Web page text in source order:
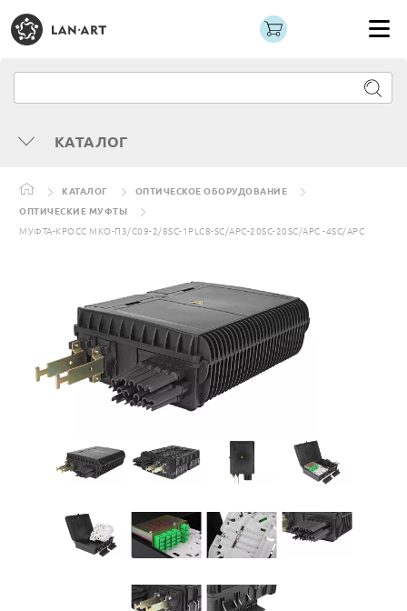
КАТАЛОГ
КАТАЛОГ
ОПТИЧЕСКОЕ ОБОРУДОВАНИЕ
ОПТИЧЕСКИЕ МУФТЫ
МУФТА-КРОСС МКО-П3/С09-2/8SC-1PLC8-SC/APC-20SC-20SC/APC -4SC/APC